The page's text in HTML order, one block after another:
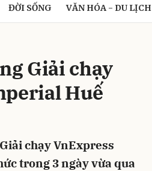
ĐỜI SỐNG VĂN HÓA - DU LỊCH
Giải chạy
Huế
chạy VnExpress
trong 3 ngày vừa qua